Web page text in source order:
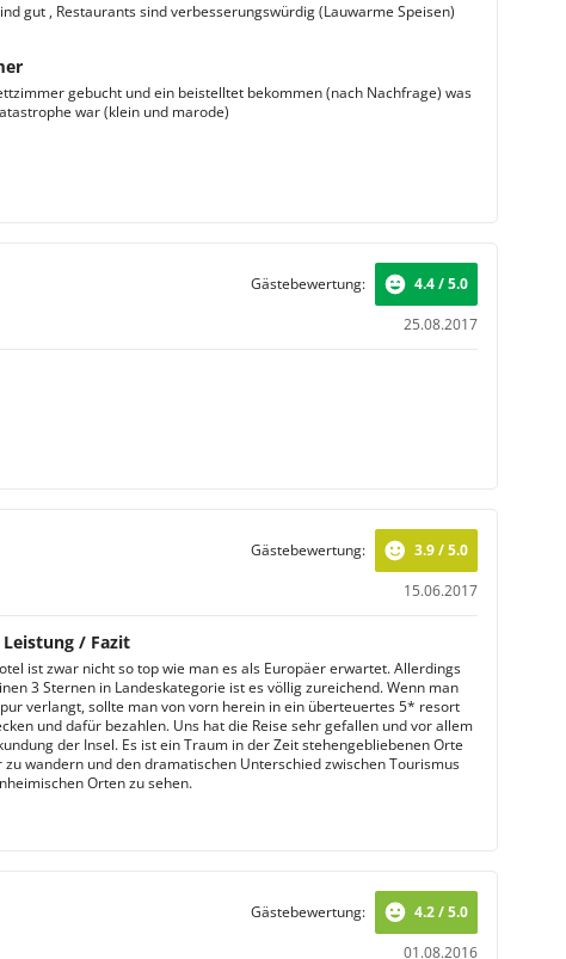
gut , Restaurants sind verbesserungswürdig (Lauwarme Speisen)
gebucht und ein beistelltet bekommen (nach Nachfrage) was
war (klein und marode)
25.08.2017
Gästebewertung: 4.4 / 5.0
15.06.2017
Gästebewertung: 3.9 / 5.0
Leistung / Fazit
ist zwar nicht so top wie man es als Europäer erwartet. Allerdings
3 Sternen in Landeskategorie ist es völlig zureichend. Wenn man
verlangt, sollte man von vorn herein in ein überteuertes 5* resort
und dafür bezahlen. Uns hat die Reise sehr gefallen und vor allem
der Insel. Es ist ein Traum in der Zeit stehengebliebenen Orte
zu wandern und den dramatischen Unterschied zwischen Tourismus
Orten zu sehen.
01.08.2016
Gästebewertung: 4.2 / 5.0